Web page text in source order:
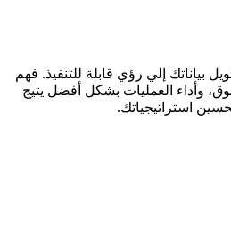
بياناتك إلي رؤي قابلة للتنفيذ. فهم
وأداء العمليات بشكل أفضل يتيج
استراتيجياتك.